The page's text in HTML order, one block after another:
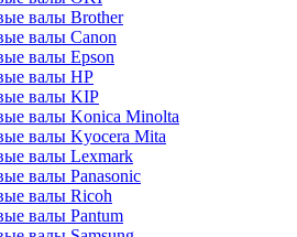
валы Brother
валы Canon
валы Epson
валы HP
валы KIP
валы Konica Minolta
валы Kyocera Mita
валы Lexmark
валы Panasonic
валы Ricoh
валы Pantum